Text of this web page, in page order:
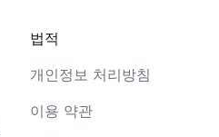
법적
개인정보 처리방침
이용 약관